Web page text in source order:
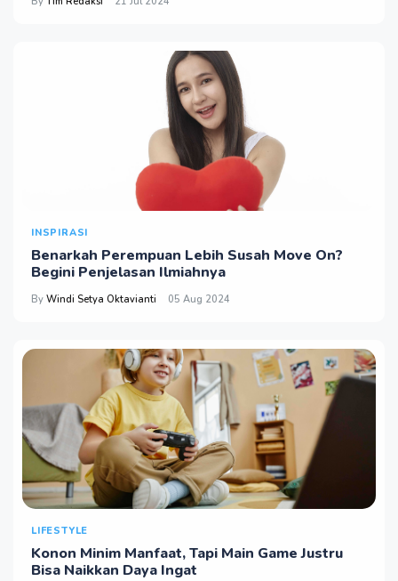
INSPIRASI
Benarkah Perempuan Lebih Susah Move On?
Begini Penjelasan Ilmiahnya
By Windi Setya Oktavianti 05 Aug 2024
LIFESTYLE
Konon Minim Manfaat, Tapi Main Game Justru
Bisa Naikkan Daya Ingat